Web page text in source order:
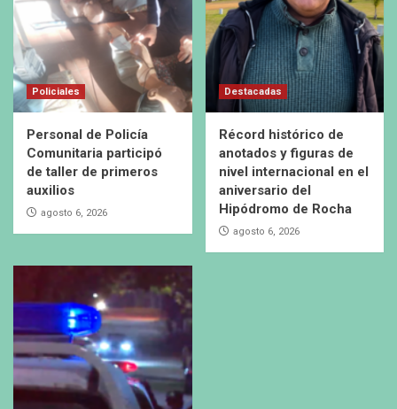
Policiales
Personal de Policía
Comunitaria participó
de taller de primeros
auxilios
agosto 6, 2026
Destacadas
Récord histórico de
anotados y figuras de
nivel internacional en el
aniversario del
Hipódromo de Rocha
agosto 6, 2026